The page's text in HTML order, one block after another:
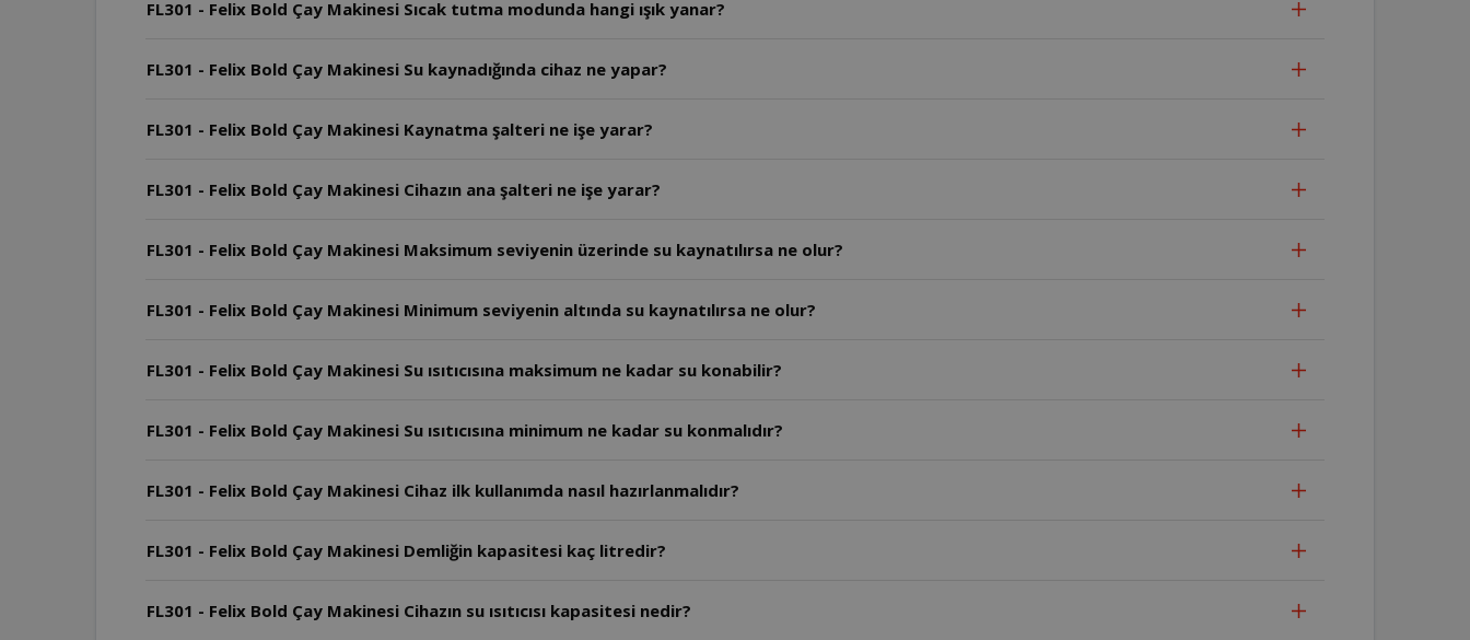
FL301 - Felix Bold Çay Makinesi Sıcak tutma modunda hangi ışık yanar?
FL301 - Felix Bold Çay Makinesi Su kaynadığında cihaz ne yapar?
FL301 - Felix Bold Çay Makinesi Kaynatma şalteri ne işe yarar?
FL301 - Felix Bold Çay Makinesi Cihazın ana şalteri ne işe yarar?
FL301 - Felix Bold Çay Makinesi Maksimum seviyenin üzerinde su kaynatılırsa ne olur?
FL301 - Felix Bold Çay Makinesi Minimum seviyenin altında su kaynatılırsa ne olur?
FL301 - Felix Bold Çay Makinesi Su ısıtıcısına maksimum ne kadar su konabilir?
FL301 - Felix Bold Çay Makinesi Su ısıtıcısına minimum ne kadar su konmalıdır?
FL301 - Felix Bold Çay Makinesi Cihaz ilk kullanımda nasıl hazırlanmalıdır?
FL301 - Felix Bold Çay Makinesi Demliğin kapasitesi kaç litredir?
FL301 - Felix Bold Çay Makinesi Cihazın su ısıtıcısı kapasitesi nedir?